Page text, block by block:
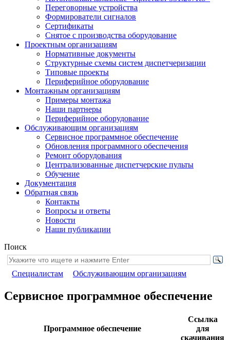
Переговорные устройства
Формирователи сигналов
Сертификаты
Снятое с производства оборудование
Проектным организациям
Нормативные документы
Структурные схемы систем диспетчеризации
Типовые проекты
Периферийное оборудование
Монтажным организациям
Примеры монтажа
Наши партнеры
Периферийное оборудование
Обслуживающим организациям
Сервисное программное обеспечение
Обновления программного обеспечения
Ремонт оборудования
Централизованные диспетчерские пульты
Обучение
Документация
Обратная связь
Контакты
Вопросы и ответы
Новости
Наши публикации
Поиск
Специалистам Обслуживающим организациям
Сервисное программное обеспечение
Программное обеспечение
Ссылка
для
скачивания